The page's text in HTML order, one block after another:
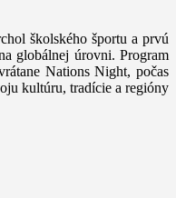
školského športu a prvú
globálnej úrovni. Program
Nations Night, počas
kultúru, tradície a regióny